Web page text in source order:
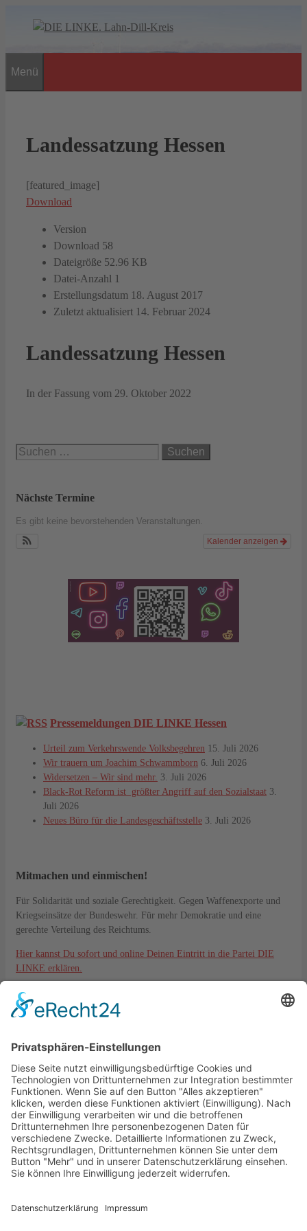
Menü
Landessatzung Hessen
[featured_image]
Download
Version
Download 58
Dateigröße 52.96 KB
Datei-Anzahl 1
Erstellungsdatum 18. August 2017
Zuletzt aktualisiert 14. Februar 2024
Landessatzung Hessen
In der Fassung vom 29. Oktober 2022
Suchen
Nächste Termine
Es gibt keine bevorstehenden Veranstaltungen.
Kalender anzeigen
Pressemeldungen DIE LINKE Hessen
Urteil zum Verkehrswende Volksbegehren 15. Juli 2026
Wir trauern um Joachim Schwammborn 6. Juli 2026
Widersetzen – Wir sind mehr. 3. Juli 2026
Black-Rot Reform ist größter Angriff auf den Sozialstaat 3.
Juli 2026
Neues Büro für die Landesgeschäftsstelle 3. Juli 2026
Mitmachen und einmischen!
Für Solidarität und soziale Gerechtigkeit. Gegen Waffenexporte und
Kriegseinsätze der Bundeswehr. Für mehr Demokratie und eine
gerechte Verteilung des Reichtums.
Hier kannst Du sofort und online Deinen Eintritt in die Partei DIE
LINKE erklären.
Kontakt
Langgasse 6
35576 Wetzlar
kreisverband@die-linke-ldk.de
Gesetzliches
Impressum
Datenschutz
Cookie-Einstellungen
DIE LINKE. KV Lahn-Dill